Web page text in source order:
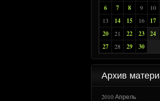
6 7 8 9 10
13 14 15 16 17
20
21 22 23 24
27 28 29 30
Архив
2010 Апрель